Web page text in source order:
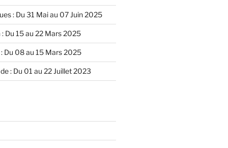
: Du 31 Mai au 07 Juin 2025
: Du 15 au 22 Mars 2025
Du 08 au 15 Mars 2025
: Du 01 au 22 Juillet 2023